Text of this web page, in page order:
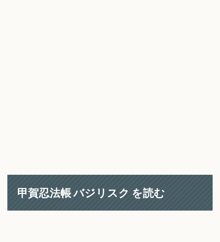
甲賀忍法帳 バジリスク を読む